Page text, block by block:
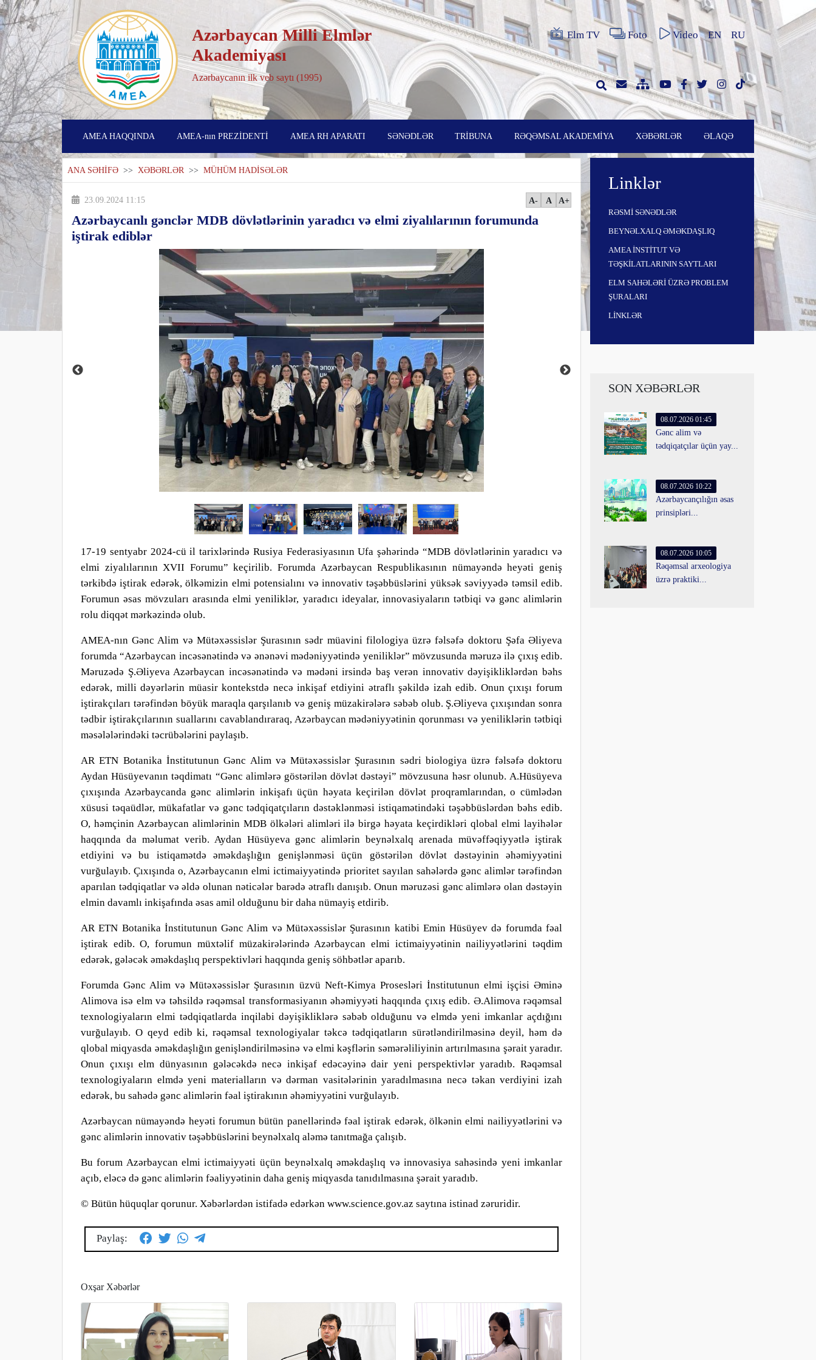
Azərbaycan Milli Elmlər
Akademiyası
Azərbaycanın ilk veb saytı (1995)
Elm TV Foto Video EN RU
AMEA HAQQINDA AMEA-nın PREZİDENTİ AMEA RH APARATI SƏNƏDLƏR TRİBUNA RƏQƏMSAL AKADEMİYA XƏBƏRLƏR ƏLAQƏ
ANA SƏHİFƏ >> XƏBƏRLƏR >> MÜHÜM HADİSƏLƏR
23.09.2024 11:15 A- A A+
Azərbaycanlı gənclər MDB dövlətlərinin yaradıcı və elmi ziyalılarının forumunda
iştirak ediblər
17-19 sentyabr 2024-cü il tarixlərində Rusiya Federasiyasının Ufa şəhərində “MDB dövlətlərinin yaradıcı və
elmi ziyalılarının XVII Forumu” keçirilib. Forumda Azərbaycan Respublikasının nümayəndə heyəti geniş
tərkibdə iştirak edərək, ölkəmizin elmi potensialını və innovativ təşəbbüslərini yüksək səviyyədə təmsil edib.
Forumun əsas mövzuları arasında elmi yeniliklər, yaradıcı ideyalar, innovasiyaların tətbiqi və gənc alimlərin
rolu diqqət mərkəzində olub.
AMEA-nın Gənc Alim və Mütəxəssislər Şurasının sədr müavini filologiya üzrə fəlsəfə doktoru Şəfa Əliyeva
forumda“Azərbaycan incəsənətində və ənənəvi mədəniyyətində yeniliklər” mövzusunda məruzə ilə çıxış edib.
Məruzədə Ş.Əliyeva Azərbaycan incəsənətində və mədəni irsində baş verən innovativ dəyişikliklərdən bəhs
edərək, milli dəyərlərin müasir kontekstdə necə inkişaf etdiyini ətraflı şəkildə izah edib. Onun çıxışı forum
iştirakçıları tərəfindən böyük maraqla qarşılanıb və geniş müzakirələrə səbəb olub. Ş.Əliyeva çıxışından sonra
tədbir iştirakçılarının suallarını cavablandıraraq, Azərbaycan mədəniyyətinin qorunması və yeniliklərin tətbiqi
məsələlərindəki təcrübələrini paylaşıb.
AR ETN Botanika İnstitutunun Gənc Alim və Mütəxəssislər Şurasının sədri biologiya üzrə fəlsəfə doktoru
Aydan Hüsüyevanın təqdimatı “Gənc alimlərə göstərilən dövlət dəstəyi” mövzusuna həsr olunub.A.Hüsüyeva
çıxışında Azərbaycanda gənc alimlərin inkişafı üçün həyata keçirilən dövlət proqramlarından, o cümlədən
xüsusi təqaüdlər, mükafatlar və gənc tədqiqatçıların dəstəklənməsi istiqamətindəki təşəbbüslərdən bəhs edib.
O, həmçinin Azərbaycan alimlərinin MDB ölkələri alimləri ilə birgə həyata keçirdikləri qlobal elmi layihələr
haqqında da məlumat verib. Aydan Hüsüyeva gənc alimlərin beynəlxalq arenada müvəffəqiyyətlə iştirak
etdiyini və bu istiqamətdə əməkdaşlığın genişlənməsi üçün göstərilən dövlət dəstəyinin əhəmiyyətini
vurğulayıb. Çıxışında o, Azərbaycanın elmi ictimaiyyətində prioritet sayılan sahələrdə gənc alimlər tərəfindən
aparılan tədqiqatlar və əldə olunan nəticələr barədə ətraflı danışıb. Onun məruzəsi gənc alimlərə olan dəstəyin
elmin davamlı inkişafında əsas amil olduğunu bir daha nümayiş etdirib.
AR ETN Botanika İnstitutunun Gənc Alim və Mütəxəssislər Şurasının katibi Emin Hüsüyev də forumda fəal
iştirak edib. O, forumun müxtəlif müzakirələrində Azərbaycan elmi ictimaiyyətinin nailiyyətlərinitəqdim
edərək, gələcək əməkdaşlıq perspektivləri haqqında geniş söhbətlər aparıb.
Forumda Gənc Alim və Mütəxəssislər Şurasının üzvü Neft-Kimya Prosesləri İnstitutunun elmi işçisi Əminə
Alimova isə elm və təhsildə rəqəmsal transformasiyanın əhəmiyyəti haqqında çıxış edib. Ə.Alimova rəqəmsal
texnologiyaların elmi tədqiqatlarda inqilabi dəyişikliklərə səbəb olduğunu və elmdə yeni imkanlar açdığını
vurğulayıb. O qeyd edib ki, rəqəmsal texnologiyalar təkcə tədqiqatların sürətləndirilməsinə deyil, həm də
qlobal miqyasda əməkdaşlığın genişləndirilməsinə və elmi kəşflərin səmərəliliyinin artırılmasına şərait yaradır.
Onun çıxışı elm dünyasının gələcəkdə necə inkişaf edəcəyinə dair yeni perspektivlər yaradıb.Rəqəmsal
texnologiyaların elmdə yeni materialların və dərman vasitələrinin yaradılmasına necə təkan verdiyini izah
edərək, bu sahədə gənc alimlərin fəal iştirakının əhəmiyyətini vurğulayıb.
Azərbaycan nümayəndə heyəti forumun bütün panellərində fəal iştirak edərək, ölkənin elmi nailiyyətlərini və
gənc alimlərin innovativ təşəbbüslərini beynəlxalq aləmə tanıtmağa çalışıb.
Bu forum Azərbaycan elmi ictimaiyyəti üçün beynəlxalq əməkdaşlıq və innovasiya sahəsində yeni imkanlar
açıb, eləcə də gənc alimlərin fəaliyyətinin daha geniş miqyasda tanıdılmasına şərait yaradıb.
© Bütün hüquqlar qorunur. Xəbərlərdən istifadə edərkən www.science.gov.az saytına istinad zəruridir.
Paylaş:
Oxşar Xəbərlər
Linklər
RƏSMİ SƏNƏDLƏR
BEYNƏLXALQ ƏMƏKDAŞLIQ
AMEA İNSTİTUT VƏ
TƏŞKİLATLARININ SAYTLARI
ELM SAHƏLƏRİ ÜZRƏ PROBLEM
ŞURALARI
LİNKLƏR
SON XƏBƏRLƏR
08.07.2026 01:45
Gənc alim və
tədqiqatçılar üçün yay...
08.07.2026 10:22
Azərbaycançılığın əsas
prinsipləri...
08.07.2026 10:05
Rəqəmsal arxeologiya
üzrə praktiki...